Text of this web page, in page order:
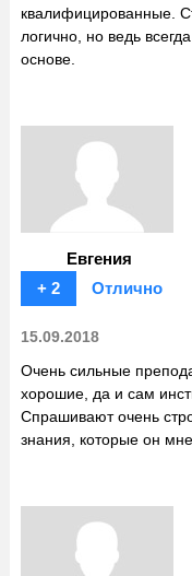
квалифицированные.
логично, но ведь
основе.
Евгения
+ 2
Отлично
15.09.2018
Очень сильные
хорошие, да и сам
Спрашивают очень
знания, которые он